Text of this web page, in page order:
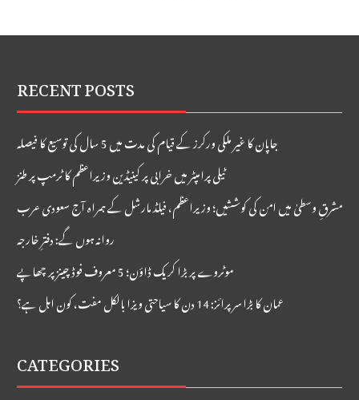
RECENT POSTS
جاپان کا غیر ملکی ورکرز کے قیام کی مدت میں 5 سال کی توسیع کا فیصلہ
ٹیلی پرامپٹر میں خرابی پر کینیڈین وزیراعظم کا ٹرمپ پر طنز
مشرقِ وسطیٰ میں امن کی کوششیں؛ وزیراعظم، فیلڈ مارشل کے ہمراہ آج سعودی عرب
روانہ ہوں گے: دفترِ خارجہ
موٹروے پر بڑا کریک ڈاؤن؛ 5 معروف فوڈ چینز پر چھاپے
عمان کا بڑا سرپرائز: 14 دن کا سیاحتی ویزا بالکل مفت، کون اہل ہے؟
CATEGORIES